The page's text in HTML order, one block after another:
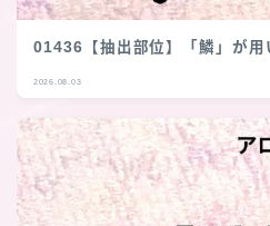
01436【抽出部位】「鱗」が用
2026.08.03